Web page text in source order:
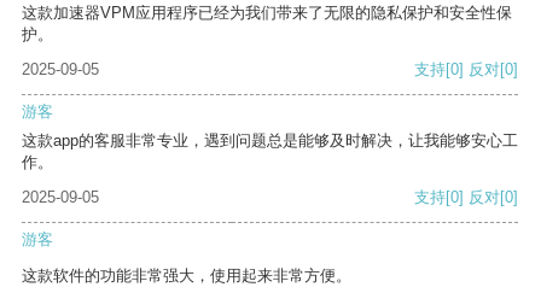
这款加速器VPM应用程序已经为我们带来了无限的隐私保护和安全性保
护。
2025-09-05
支持[0] 反对[0]
游客
这款app的客服非常专业，遇到问题总是能够及时解决，让我能够安心工
作。
2025-09-05
支持[0] 反对[0]
游客
这款软件的功能非常强大，使用起来非常方便。